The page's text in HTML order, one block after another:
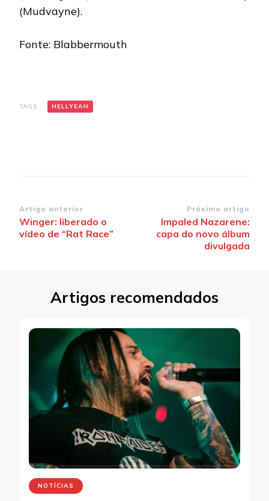
(Mudvayne).
Fonte: Blabbermouth
TAGS: HELLYEAH
Navegação
de
Artigo anterior
Winger: liberado o
vídeo de “Rat Race”
Próximo artigo
Impaled Nazarene:
capa do novo álbum
divulgada
Artigos recomendados
NOTÍCIAS